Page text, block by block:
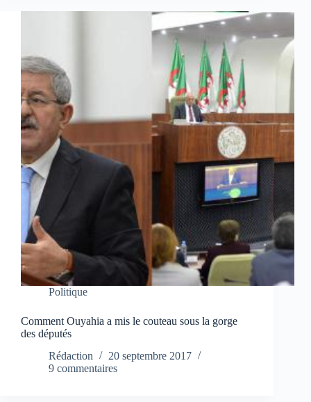
Politique
Comment Ouyahia a mis le couteau sous la gorge
des députés
Rédaction
20 septembre 2017
9 commentaires